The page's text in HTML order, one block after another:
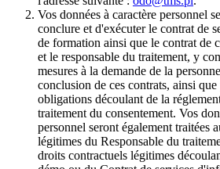
Vos données à caractère personnel
conclure et d'exécuter le contrat de
de formation ainsi que le contrat de
et le responsable du traitement, y
mesures à la demande de la
conclusion de ces contrats, ainsi
obligations découlant de la
traitement du consentement. Vos
personnel seront également traitées
légitimes du Responsable du
droits contractuels légitimes